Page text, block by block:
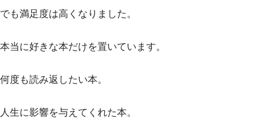
でも満足度は高くなりました。
本当に好きな本だけを置いています。
何度も読み返したい本。
人生に影響を与えてくれた本。